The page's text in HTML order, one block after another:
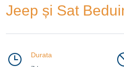
Jeep și Sat
Durata